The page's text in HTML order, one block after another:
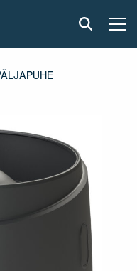
UK